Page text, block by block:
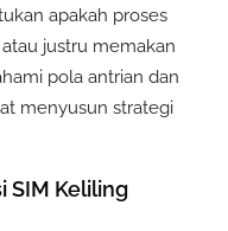
apakah proses
justru memakan
pola antrian dan
menyusun strategi
SIM Keliling